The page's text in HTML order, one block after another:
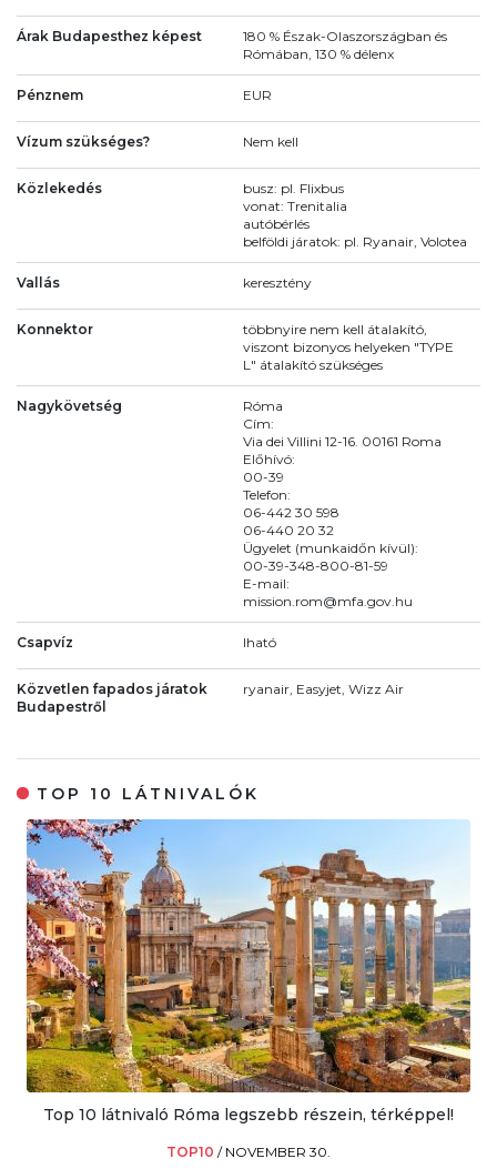
Árak Budapesthez képest
180 % Észak-Olaszországban és
Rómában, 130 % délenx
Pénznem EUR
Vízum szükséges? Nem kell
Közlekedés
busz: pl. Flixbus
vonat: Trenitalia
autóbérlés
belföldi járatok: pl. Ryanair, Volotea
Vallás keresztény
Konnektor
többnyire nem kell átalakító,
viszont bizonyos helyeken "TYPE
L" átalakító szükséges
Nagykövetség
Róma
Cím:
Via dei Villini 12-16. 00161 Roma
Előhívó:
00-39
Telefon:
06-442 30 598
06-440 20 32
Ügyelet (munkaidőn kívül):
00-39-348-800-81-59
E-mail:
mission.rom@mfa.gov.hu
Csapvíz Iható
Közvetlen fapados járatok
Budapestről
ryanair, Easyjet, Wizz Air
TOP 10 LÁTNIVALÓK
Top 10 látnivaló Róma legszebb részein, térképpel!
TOP10 / NOVEMBER 30.